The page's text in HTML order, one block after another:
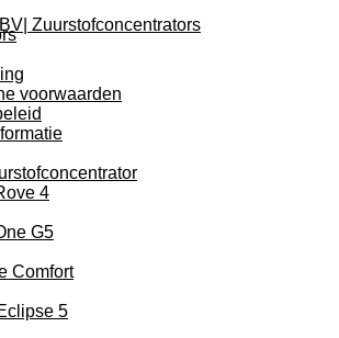
Zuurstofconcentrators
voorwaarden
4
G5
Comfort
5